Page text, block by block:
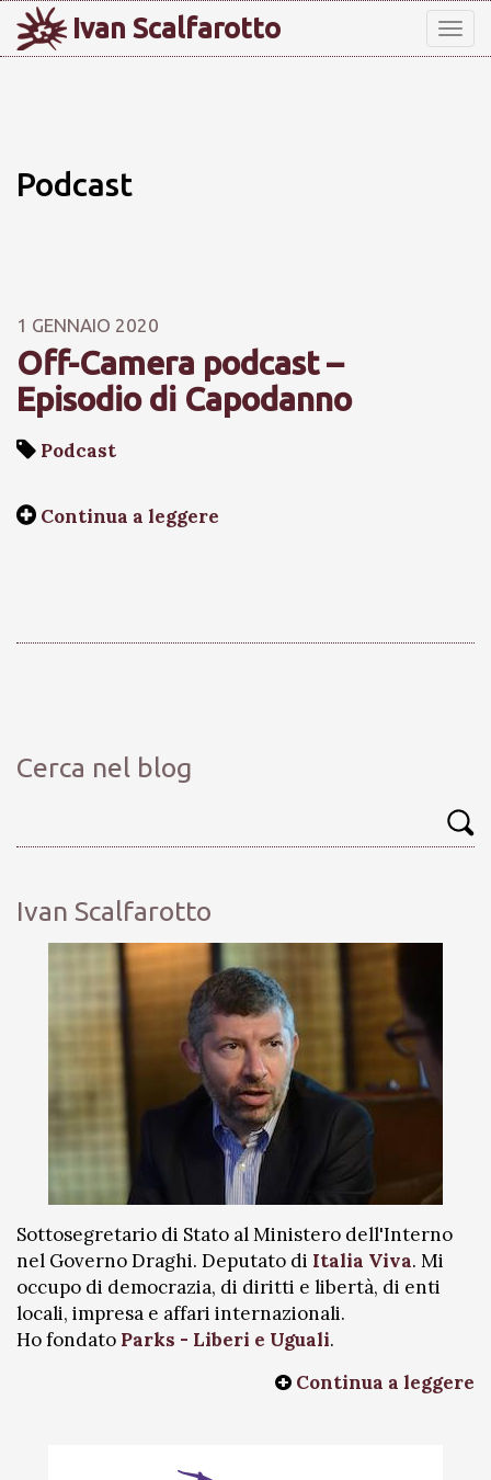
Ivan Scalfarotto
Podcast
1 GENNAIO 2020
Off-Camera podcast –
Episodio di Capodanno
Podcast
Continua a leggere
Cerca nel blog
Ivan Scalfarotto
Sottosegretario di Stato al Ministero dell'Interno
nel Governo Draghi. Deputato di Italia Viva. Mi
occupo di democrazia, di diritti e libertà, di enti
locali, impresa e affari internazionali.
Ho fondato Parks - Liberi e Uguali.
Continua a leggere